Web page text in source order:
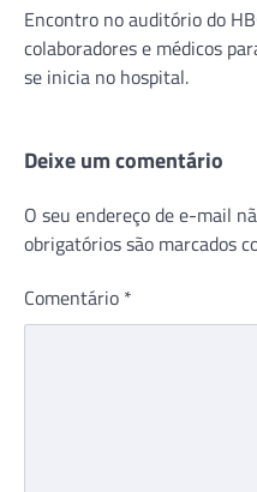
Encontro no auditório do
colaboradores e médicos
se inicia no hospital.
Deixe um comentário
O seu endereço de e-mail
obrigatórios são marcados
Comentário *